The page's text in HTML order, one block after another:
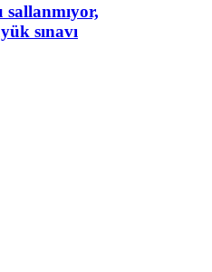
sallanmıyor,
sınavı